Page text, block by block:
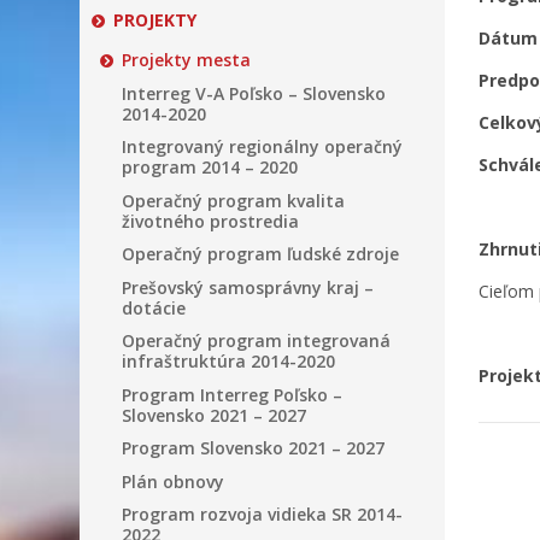
PROJEKTY
Projekty mesta
Interreg V-A Poľsko – Slovensko
2014-2020
Integrovaný regionálny operačný
program 2014 – 2020
Operačný program kvalita
životného prostredia
Operačný program ľudské zdroje
Prešovský samosprávny kraj –
dotácie
Operačný program integrovaná
infraštruktúra 2014-2020
Program Interreg Poľsko –
Slovensko 2021 – 2027
Program Slovensko 2021 – 2027
Plán obnovy
Program rozvoja vidieka SR 2014-
2022
Cieľom